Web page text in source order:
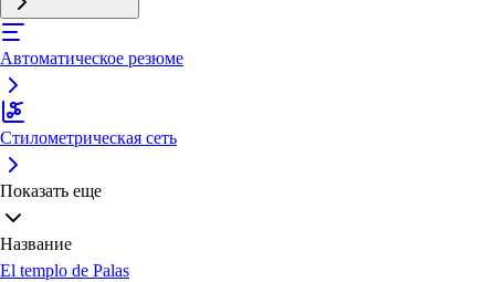
Автоматическое резюме
Стилометрическая сеть
Показать еще
Название
El templo de Palas